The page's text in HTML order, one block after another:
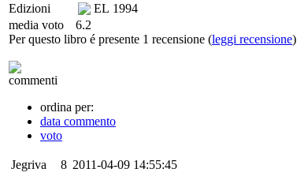
Edizioni
EL 1994
media voto
6.2
Per questo libro é presente 1 recensione (leggi recensione)
commenti
ordina per:
data commento
voto
Jegriva 8 2011-04-09 14:55:45